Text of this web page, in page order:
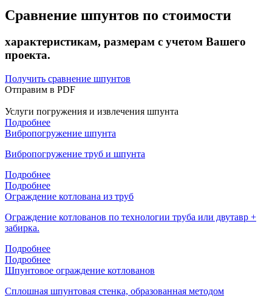
Сравнение шпунтов по стоимости
характеристикам, размерам с учетом Вашего
проекта.
Получить сравнение шпунтов
Отправим в PDF
Услуги погружения и извлечения шпунта
Подробнее
Вибропогружение шпунта
Вибропогружение труб и шпунта
Подробнее
Подробнее
Ограждение котлована из труб
Ограждение котлованов по технологии труба или двутавр +
забирка.
Подробнее
Подробнее
Шпунтовое ограждение котлованов
Сплошная шпунтовая стенка, образованная методом